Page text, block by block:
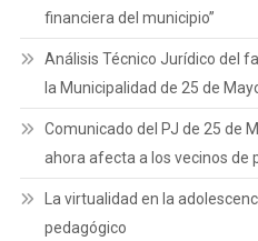
financiera del municipio”
Análisis Técnico Jurídico del
la Municipalidad de 25 de
Comunicado del PJ de 25 de
ahora afecta a los vecinos de
La virtualidad en la
pedagógico